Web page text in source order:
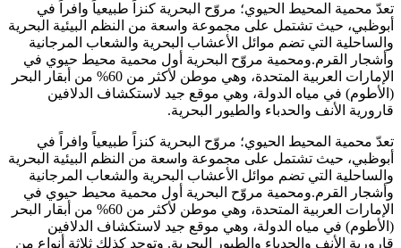
تعدّ محمية المحيط الحيوي؛ مروّح البحرية كنزاً طبيعياً وافراً في
أبوظبي، حيث تشتمل على مجموعة واسعة من النظم البيئية البحرية
والساحلية التي تضم موائل الأعشاب البحرية والشعاب المرجانية
وأشجار القرم.ومحمية مروّح البحرية أول محمية محيط حيوي في
الإمارات العربية المتحدة، وهي موطن لأكثر من 60% من أبقار البحر
(الأطوم) في مياه الدولة، وهي موقع جيد لاستكشاف الدلافين
قارورية الأنف والحدباء والطيور البحرية.
تعدّ محمية المحيط الحيوي؛ مروّح البحرية كنزاً طبيعياً وافراً في
أبوظبي، حيث تشتمل على مجموعة واسعة من النظم البيئية البحرية
والساحلية التي تضم موائل الأعشاب البحرية والشعاب المرجانية
وأشجار القرم.ومحمية مروّح البحرية أول محمية محيط حيوي في
الإمارات العربية المتحدة، وهي موطن لأكثر من 60% من أبقار البحر
(الأطوم) في مياه الدولة، وهي موقع جيد لاستكشاف الدلافين
قارورية الأنف والحدباء والطيور البحرية. وتوجد كذلك ثلاثة أنواع من